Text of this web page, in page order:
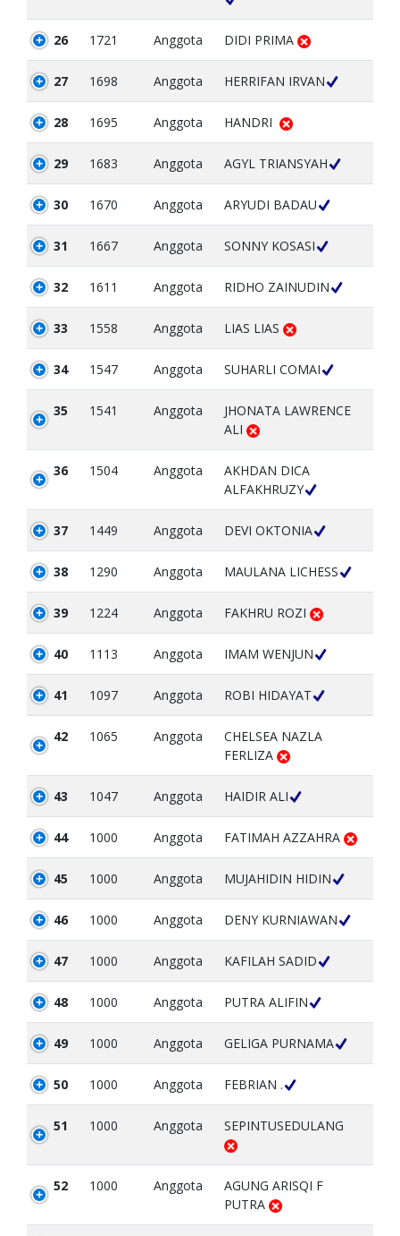
26 1721 Anggota DIDI PRIMA
27 1698 Anggota HERRIFAN IRVAN
28 1695 Anggota HANDRI
29 1683 Anggota AGYL TRIANSYAH
30 1670 Anggota ARYUDI BADAU
31 1667 Anggota SONNY KOSASI
32 1611 Anggota RIDHO ZAINUDIN
33 1558 Anggota LIAS LIAS
34 1547 Anggota SUHARLI COMAI
35 1541 Anggota
JHONATA LAWRENCE
ALI
36 1504 Anggota
AKHDAN DICA
ALFAKHRUZY
37 1449 Anggota DEVI OKTONIA
38 1290 Anggota MAULANA LICHESS
39 1224 Anggota FAKHRU ROZI
40 1113 Anggota IMAM WENJUN
41 1097 Anggota ROBI HIDAYAT
42 1065 Anggota
CHELSEA NAZLA
FERLIZA
43 1047 Anggota HAIDIR ALI
44 1000 Anggota FATIMAH AZZAHRA
45 1000 Anggota MUJAHIDIN HIDIN
46 1000 Anggota DENY KURNIAWAN
47 1000 Anggota KAFILAH SADID
48 1000 Anggota PUTRA ALIFIN
49 1000 Anggota GELIGA PURNAMA
50 1000 Anggota FEBRIAN .
51 1000 Anggota SEPINTUSEDULANG
52 1000 Anggota
AGUNG ARISQI F
PUTRA